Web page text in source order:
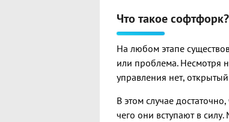
Что такое софтфорк?
На любом этапе
или проблема. Несмотря
управления нет,
В этом случае
чего они вступают в